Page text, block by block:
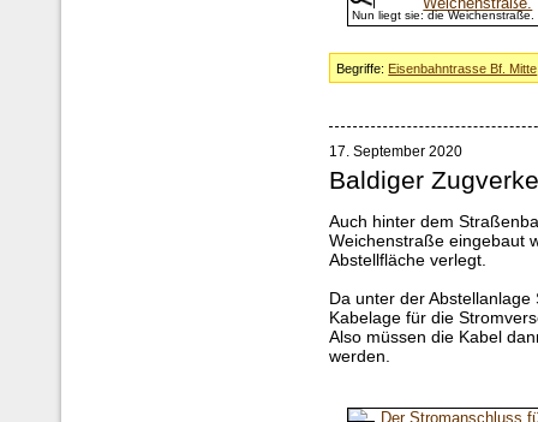
Nun liegt sie: die Weichenstraße.
Begriffe: Eisenbahntrasse Bf. Mitte
17. September 2020
Baldiger
Auch hinter dem
Weichenstraße eingebaut
Abstellfläche verlegt.
Da unter der
Kabelage für die
Also müssen die Kabel
werden.